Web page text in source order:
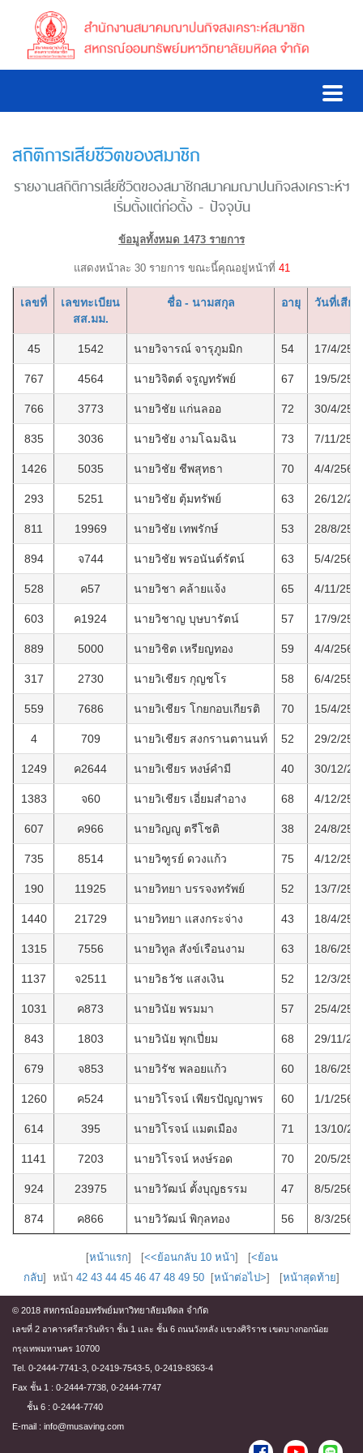
สถิติการเสียชีวิตของสมาชิก
รายงานสถิติการเสียชีวิตของสมาชิกสมาคมฌาปนกิจสงเคราะห์ฯ
เริ่มตั้งแต่ก่อตั้ง - ปัจจุบัน
ข้อมูลทั้งหมด 1473 รายการ
แสดงหน้าละ 30 รายการ ขณะนี้คุณอยู่หน้าที่ 41
เลขที่
เลขทะเบียน
สส.มม.
ชื่อ - นามสกุล อายุ วันที่เสีย
45 1542 นายวิจารณ์ จารุภูมมิก 54 17/4/
767 4564 นายวิจิตต์ จรูญทรัพย์ 67 19/5/
766 3773 นายวิชัย แก่นลออ 72 30/4/
835 3036 นายวิชัย งามโฉมฉิน 73 7/11/
1426 5035 นายวิชัย ชีพสุทธา 70 4/4/2569
293 5251 นายวิชัย ตุ้มทรัพย์ 63 26/12/
811 19969 นายวิชัย เทพรักษ์ 53 28/8/
894 จ744 นายวิชัย พรอนันต์รัตน์ 63 5/4/2565
528 ค57 นายวิชา คล้ายแจ้ง 65 4/11/
603 ค1924 นายวิชาญ บุษบารัตน์ 57 17/9/
889 5000 นายวิชิต เหรียญทอง 59 4/4/2565
317 2730 นายวิเชียร กุญชโร 58 6/4/2558
559 7686 นายวิเชียร โกยกอบเกียรติ 70 15/4/
4 709 นายวิเชียร สงกรานตานนท์ 52 29/2/
1249 ค2644 นายวิเชียร หงษ์คำมี 40 30/12/
1383 จ60 นายวิเชียร เอี่ยมสำอาง 68 4/12/
607 ค966 นายวิญญู ตรีโชติ 38 24/8/
735 8514 นายวิฑูรย์ ดวงแก้ว 75 4/12/
190 11925 นายวิทยา บรรจงทรัพย์ 52 13/7/
1440 21729 นายวิทยา แสงกระจ่าง 43 18/4/
1315 7556 นายวิทูล สังข์เรือนงาม 63 18/6/
1137 จ2511 นายวิธวัช แสงเงิน 52 12/3/
1031 ค873 นายวินัย พรมมา 57 25/4/
843 1803 นายวินัย พุกเปี่ยม 68 29/11/
679 จ853 นายวิรัช พลอยแก้ว 60 18/6/
1260 ค524 นายวิโรจน์ เพียรปัญญาพร 60 1/1/2568
614 395 นายวิโรจน์ แมตเมือง 71 13/10/
1141 7203 นายวิโรจน์ หงษ์รอด 70 20/5/
924 23975 นายวิวัฒน์ ตั้งบุญธรรม 47 8/5/2565
874 ค866 นายวิวัฒน์ พิกุลทอง 56 8/3/2565
[หน้าแรก] [<<ย้อนกลับ 10 หน้า] [<ย้อน
กลับ] หน้า 42 43 44 45 46 47 48 49 50 [หน้าต่อไป>] [หน้าสุดท้าย]
© 2018 สหกรณ์ออมทรัพย์มหาวิทยาลัยมหิดล จำกัด
เลขที่ 2 อาคารศรีสวรินทิรา ชั้น 1 และ ชั้น 6 ถนนวังหลัง แขวงศิริราช เขตบางกอกน้อย
กรุงเทพมหานคร 10700
Tel. 0-2444-7741-3, 0-2419-7543-5, 0-2419-8363-4
Fax ชั้น 1 : 0-2444-7738, 0-2444-7747
ชั้น 6 : 0-2444-7740
E-mail : info@musaving.com